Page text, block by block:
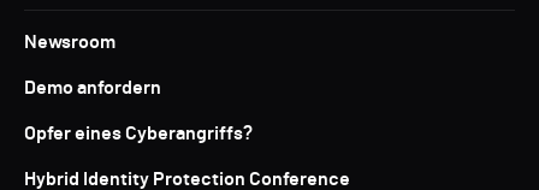
Newsroom
Demo anfordern
Opfer eines Cyberangriffs?
Hybrid Identity Protection Conference